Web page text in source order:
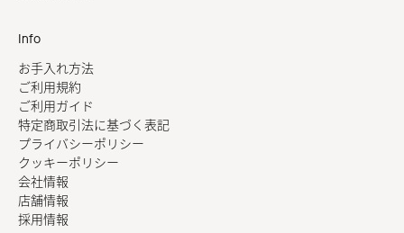
Info
お手入れ方法
ご利用規約
ご利用ガイド
特定商取引法に基づく表記
プライバシーポリシー
クッキーポリシー
会社情報
店舗情報
採用情報